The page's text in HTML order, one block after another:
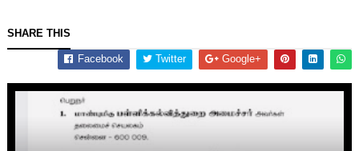
SHARE THIS
Facebook Twitter Google+